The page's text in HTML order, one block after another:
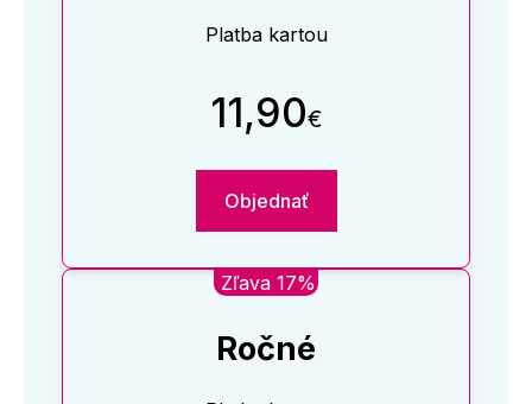
Platba kartou
11,90€
Objednať
Zľava 17%
Ročné